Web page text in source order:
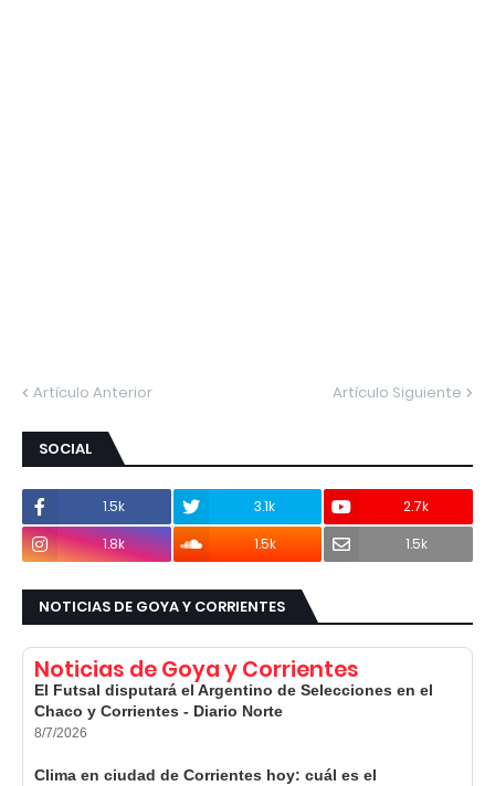
Artículo Anterior Artículo Siguiente
SOCIAL
1.5k 3.1k
2.7k
1.8k
1.5k 1.5k
NOTICIAS DE GOYA Y CORRIENTES
Noticias de Goya y Corrientes
El Futsal disputará el Argentino de Selecciones en el
Chaco y Corrientes - Diario Norte
8/7/2026
Clima en ciudad de Corrientes hoy: cuál es el